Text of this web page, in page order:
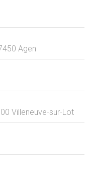
Agen
Villeneuve-sur-Lot